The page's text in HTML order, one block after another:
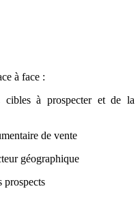
à face :
cibles à prospecter et de la
de vente
géographique
prospects